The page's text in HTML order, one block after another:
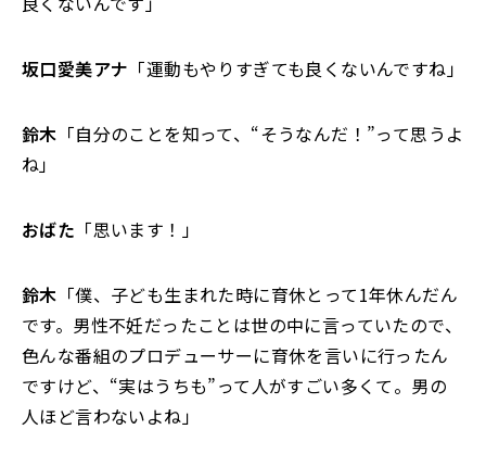
坂口愛美アナ 「運動もやりすぎても良くないんですね」
鈴木 「自分のことを知って、“そうなんだ！”って思うよ
ね」
おばた 「思います！」
鈴木 「僕、子ども生まれた時に育休とって1年休んだん
です。男性不妊だったことは世の中に言っていたので、
色んな番組のプロデューサーに育休を言いに行ったん
ですけど、“実はうちも”って人がすごい多くて。男の
人ほど言わないよね」